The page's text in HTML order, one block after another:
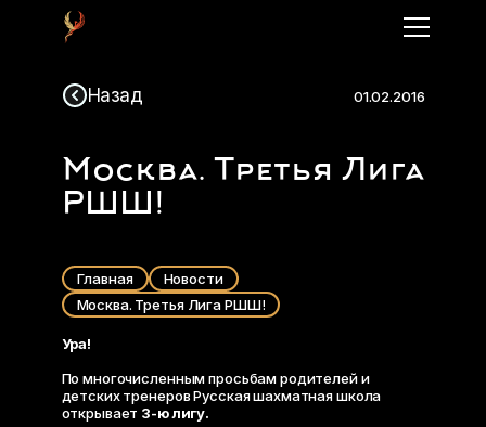
Назад 01.02.2016
Москва. Третья Лига
РШШ!
Главная
Новости
Москва. Третья Лига РШШ!
Ура!
По многочисленным просьбам родителей и
детских тренеров Русская шахматная школа
открывает 3-ю лигу.